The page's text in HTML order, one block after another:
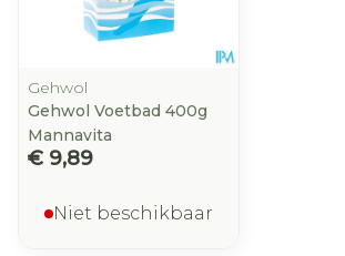
Gehwol
Gehwol Voetbad 400g
Mannavita
€ 9,89
Niet beschikbaar